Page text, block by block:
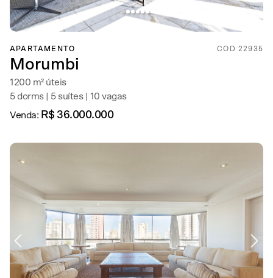
APARTAMENTO COD 22935
Morumbi
1200 m² úteis
5 dorms | 5 suítes | 10 vagas
Venda: R$ 36.000.000